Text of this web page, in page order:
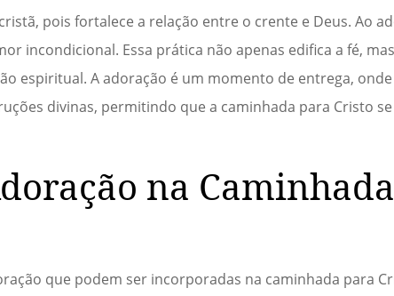
pois fortalece a relação entre o crente e Deus. Ao
incondicional. Essa prática não apenas edifica a fé,
espiritual. A adoração é um momento de entrega,
divinas, permitindo que a caminhada para Cristo
na
que podem ser incorporadas na caminhada para